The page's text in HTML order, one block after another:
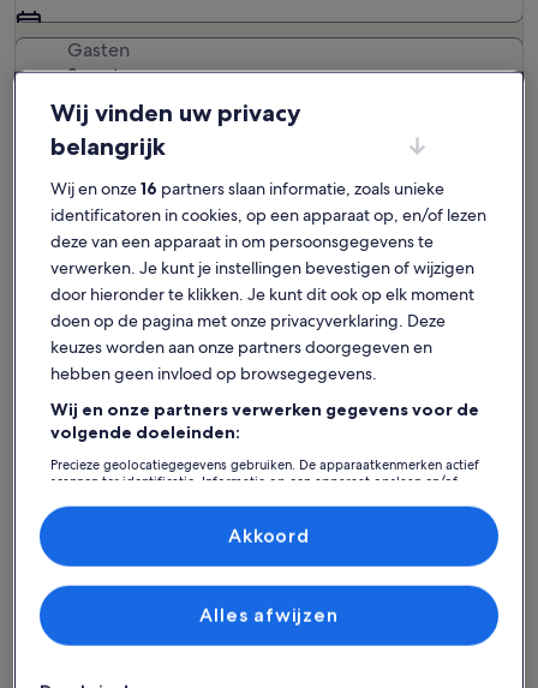
Gasten
2 gasten
Brush - Stewarts Hotels in Peabody Auditorium
Ontdek hotels in Peabody
Auditorium
Meer informatie over Sea Shells Beach Club Meer
Wij vinden uw privacy
belangrijk
Wij en onze16 partners slaan informatie, zoals unieke
identificatoren in cookies, op een apparaat op, en/of lezen
deze van een apparaat in om persoonsgegevens te
verwerken. Je kunt je instellingen bevestigen of wijzigen
door hieronder te klikken. Je kunt dit ook op elk moment
doen op de pagina met onze privacyverklaring. Deze
keuzes worden aan onze partners doorgegeven en
hebben geen invloed op browsegegevens.
Wij en onze partners verwerken gegevens voor de
volgende doeleinden:
Precieze geolocatiegegevens gebruiken. De apparaatkenmerken actief
scannen ter identificatie. Informatie op een apparaat opslaan en/of
contentmetingen, doelgroepenonderzoek en ontwikkeling van
Partnerlijst (derden)
Alles afwijzen
Akkoord